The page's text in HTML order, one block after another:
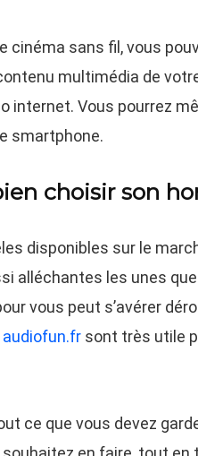
cinéma sans fil, vous
multimédia de
internet. Vous pourrez
smartphone.
choisir son
disponibles sur le
alléchantes les unes
vous peut s’avérer
audiofun.fr sont très utile
ce que vous devez